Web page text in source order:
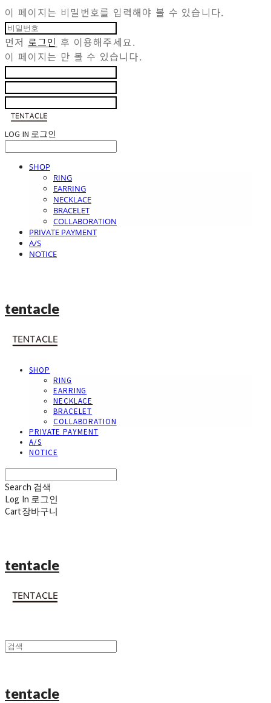
이 페이지는 비밀번호를 입력해야 볼 수 있습니다.
먼저 로그인 후 이용해주세요.
이 페이지는 만 볼 수 있습니다.
LOG IN 로그인
SHOP
RING
EARRING
NECKLACE
BRACELET
COLLABORATION
PRIVATE PAYMENT
A/S
NOTICE
tentacle
SHOP
RING
EARRING
NECKLACE
BRACELET
COLLABORATION
PRIVATE PAYMENT
A/S
NOTICE
Search 검색
Log In 로그인
Cart장바구니
tentacle
tentacle